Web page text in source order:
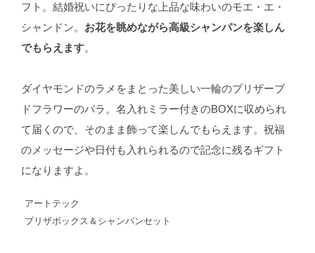
フト。結婚祝いにぴったりな上品な味わいのモエ・エ・
シャンドン。 お花を眺めながら高級シャンパンを楽しん
でもらえます。
ダイヤモンドのラメをまとった美しい一輪のプリザーブ
ドフラワーのバラ。名入れミラー付きのBOXに収められ
て届くので、そのまま飾って楽しんでもらえます。祝福
のメッセージや日付も入れられるので記念に残るギフト
になりますよ。
アートテック
プリザボックス＆シャンパンセット